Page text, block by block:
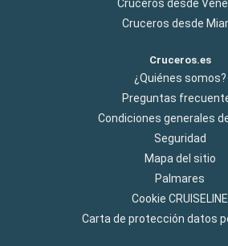
Cruceros desde
Cruceros desde
Cruceros.es
¿Quiénes somos?
Preguntas
Condiciones generales
Seguridad
Mapa del sitio
Palmares
Cookie CRUISELINE
Carta de protección datos